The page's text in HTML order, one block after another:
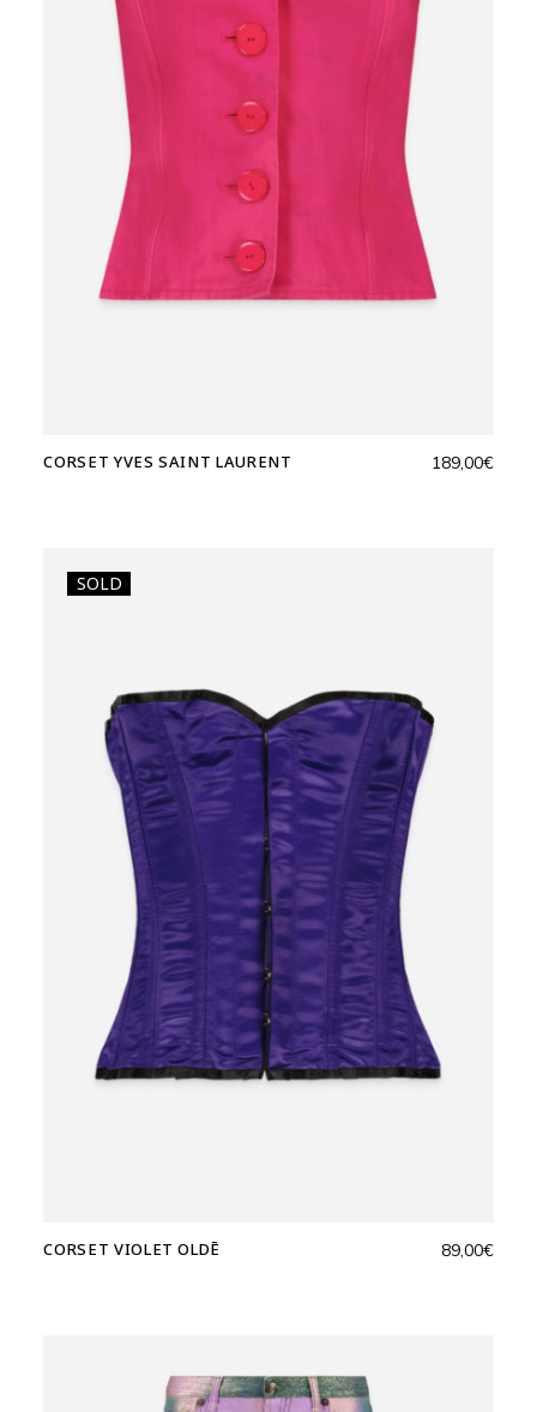
CORSET YVES SAINT LAURENT 189,00€
SOLD
CORSET VIOLET OLDĒ 89,00€